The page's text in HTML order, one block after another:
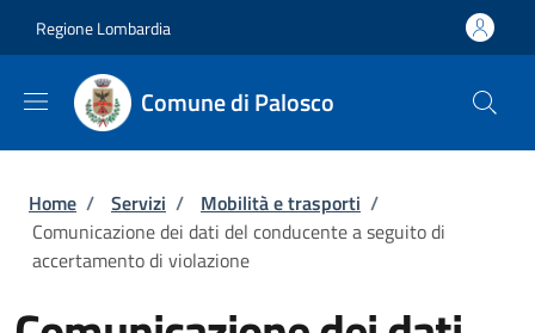
Regione Lombardia
Comune di Palosco
Briciole di pane
Home / Servizi / Mobilità e trasporti /
Comunicazione dei dati del conducente a seguito di
accertamento di violazione